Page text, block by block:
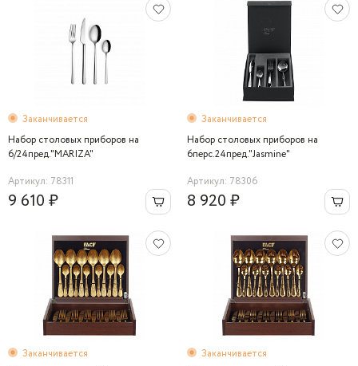
Заканчивается
Набор столовых приборов на
6/24пред."MARIZA"
Артикул: 78311
9 610 ₽
Заканчивается
Набор столовых приборов на
6перс.24пред."Jasmine"
Артикул: 78306
8 920 ₽
Заканчивается
Заканчивается